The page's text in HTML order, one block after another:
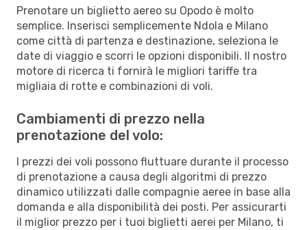
Prenotare un biglietto aereo su Opodo è molto
semplice. Inserisci semplicemente Ndola e Milano
come città di partenza e destinazione, seleziona le
date di viaggio e scorri le opzioni disponibili. Il nostro
motore di ricerca ti fornirà le migliori tariffe tra
migliaia di rotte e combinazioni di voli.
Cambiamenti di prezzo nella
prenotazione del volo:
I prezzi dei voli possono fluttuare durante il processo
di prenotazione a causa degli algoritmi di prezzo
dinamico utilizzati dalle compagnie aeree in base alla
domanda e alla disponibilità dei posti. Per assicurarti
il miglior prezzo per i tuoi biglietti aerei per Milano, ti